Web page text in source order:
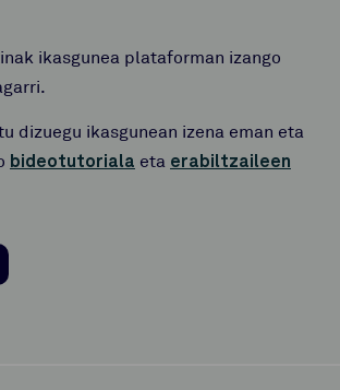
ikasgunea plataforman izango
dizuegu ikasgunean izena eman eta
bideotutoriala eta erabiltzaileen